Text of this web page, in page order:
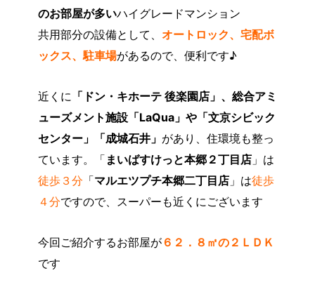
のお部屋が多いハイグレードマンション
共用部分の設備として、 オートロック、宅配ボ
ックス、駐車場があるので、便利です♪
近くに 「ドン・キホーテ 後楽園店」、総合アミ
ューズメント施設「LaQua」や「文京シビック
センター」「成城石井」 があり、住環境も整っ
ています。「 まいばすけっと本郷２丁目店」は
徒歩３分 「マルエツプチ本郷二丁目店」は徒歩
４分ですので、スーパーも近くにございます
今回ご紹介するお部屋が６２．８㎡の２ＬＤＫ
です